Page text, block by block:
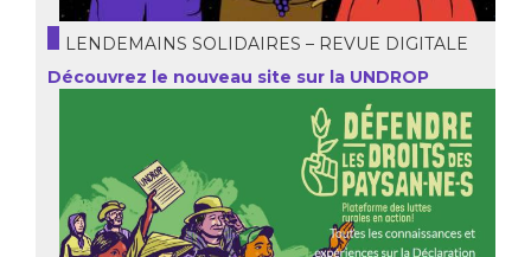
LENDEMAINS SOLIDAIRES – REVUE DIGITALE
Découvrez le nouveau site sur la UNDROP